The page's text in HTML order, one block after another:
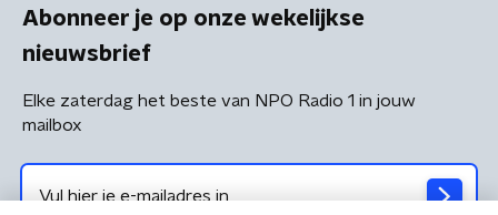
Abonneer je op onze wekelijkse
nieuwsbrief
Elke zaterdag het beste van NPO Radio 1 in jouw
mailbox